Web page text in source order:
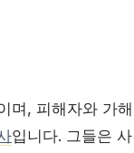
며, 피해자와 가
입니다. 그들은